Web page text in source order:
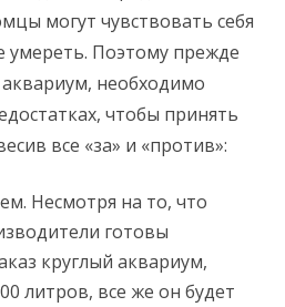
могут чувствовать себя
Поэтому прежде
необходимо
чтобы принять
все «за» и «против»:
Несмотря на то, что
готовы
круглый аквариум,
литров, все же он будет